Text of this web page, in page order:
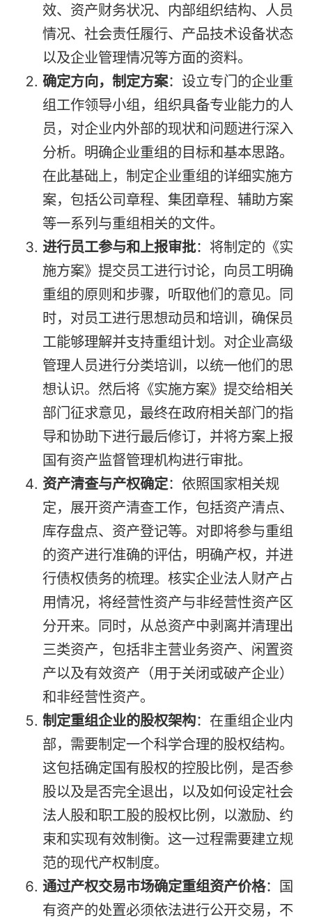
效、资产财务状况、内部组织结构、人员
情况、社会责任履行、产品技术设备状态
以及企业管理情况等方面的资料。
确定方向，制定方案：设立专门的企业重
组工作领导小组，组织具备专业能力的人
员，对企业内外部的现状和问题进行深入
分析。明确企业重组的目标和基本思路。
在此基础上，制定企业重组的详细实施方
案，包括公司章程、集团章程、辅助方案
等一系列与重组相关的文件。
进行员工参与和上报审批：将制定的《实
施方案》提交员工进行讨论，向员工明确
重组的原则和步骤，听取他们的意见。同
时，对员工进行思想动员和培训，确保员
工能够理解并支持重组计划。对企业高级
管理人员进行分类培训，以统一他们的思
想认识。然后将《实施方案》提交给相关
部门征求意见，最终在政府相关部门的指
导和协助下进行最后修订，并将方案上报
国有资产监督管理机构进行审批。
资产清查与产权确定：依照国家相关规
定，展开资产清查工作，包括资产清点、
库存盘点、资产登记等。对即将参与重组
的资产进行准确的评估，明确产权，并进
行债权债务的梳理。核实企业法人财产占
用情况，将经营性资产与非经营性资产区
分开来。同时，从总资产中剥离并清理出
三类资产，包括非主营业务资产、闲置资
产以及有效资产（用于关闭或破产企业）
和非经营性资产。
制定重组企业的股权架构：在重组企业内
部，需要制定一个科学合理的股权结构。
这包括确定国有股权的控股比例，是否参
股以及是否完全退出，以及如何设定社会
法人股和职工股的股权比例，以激励、约
束和实现有效制衡。这一过程需要建立规
范的现代产权制度。
通过产权交易市场确定重组资产价格：国
有资产的处置必须依法进行公开交易，不